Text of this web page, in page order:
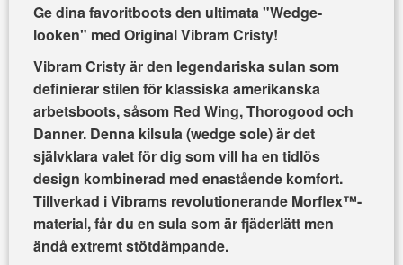
Ge dina favoritboots den ultimata "Wedge-
looken" med Original Vibram Cristy!
Vibram Cristy är den legendariska sulan som
definierar stilen för klassiska amerikanska
arbetsboots, såsom Red Wing, Thorogood och
Danner. Denna kilsula (wedge sole) är det
självklara valet för dig som vill ha en tidlös
design kombinerad med enastående komfort.
Tillverkad i Vibrams revolutionerande Morflex™-
material, får du en sula som är fjäderlätt men
ändå extremt stötdämpande.